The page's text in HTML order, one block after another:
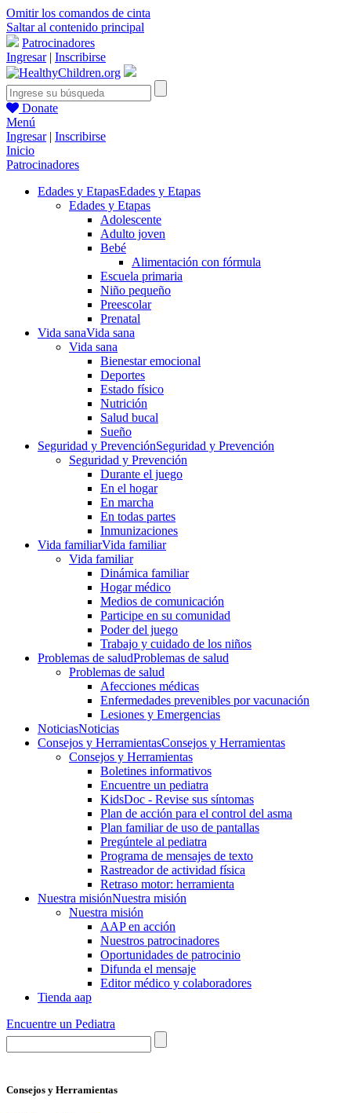
Omitir los comandos de cinta
Saltar al contenido principal
Patrocinadores
Ingresar| Inscribirse
Donate
Menú
Ingresar| Inscribirse
Inicio
Patrocinadores
Edades y EtapasEdades y Etapas
Edades y Etapas
Adolescente
Adulto joven
Bebé
Alimentación con fórmula
Escuela primaria
Niño pequeño
Preescolar
Prenatal
Vida sanaVida sana
Vida sana
Bienestar emocional
Deportes
Estado físico
Nutrición
Salud bucal
Sueño
Seguridad y PrevenciónSeguridad y Prevención
Seguridad y Prevención
Durante el juego
En el hogar
En marcha
En todas partes
Inmunizaciones
Vida familiarVida familiar
Vida familiar
Dinámica familiar
Hogar médico
Medios de comunicación
Participe en su comunidad
Poder del juego
Trabajo y cuidado de los niños
Problemas de saludProblemas de salud
Problemas de salud
Afecciones médicas
Enfermedades prevenibles por vacunación
Lesiones y Emergencias
NoticiasNoticias
Consejos y HerramientasConsejos y Herramientas
Consejos y Herramientas
Boletines informativos
Encuentre un pediatra
KidsDoc - Revise sus síntomas
Plan de acción para el control del asma
Plan familiar de uso de pantallas
Pregúntele al pediatra
Programa de mensajes de texto
Rastre​​ador de activida​d física
Retraso motor: herramienta
Nuestra misiónNuestra misión
Nuestra misión
AAP en acción
Nuestros patrocinadores
Oportunidades de patrocinio
Difunda el mensaje
Editor médico y colaboradores
Tienda aap
Encuentre un Pediatra
Consejos y Herramientas